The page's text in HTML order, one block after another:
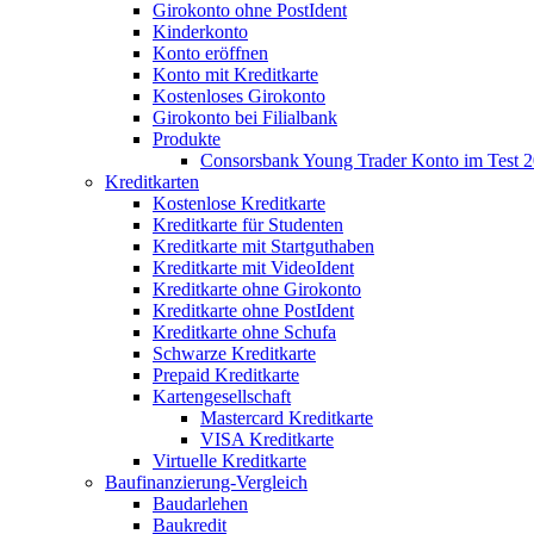
Girokonto ohne PostIdent
Kinderkonto
Konto eröffnen
Konto mit Kreditkarte
Kostenloses Girokonto
Girokonto bei Filialbank
Produkte
Consorsbank Young Trader Konto im Test
Kreditkarten
Kostenlose Kreditkarte
Kreditkarte für Studenten
Kreditkarte mit Startguthaben
Kreditkarte mit VideoIdent
Kreditkarte ohne Girokonto
Kreditkarte ohne PostIdent
Kreditkarte ohne Schufa
Schwarze Kreditkarte
Prepaid Kreditkarte
Kartengesellschaft
Mastercard Kreditkarte
VISA Kreditkarte
Virtuelle Kreditkarte
Baufinanzierung-Vergleich
Baudarlehen
Baukredit